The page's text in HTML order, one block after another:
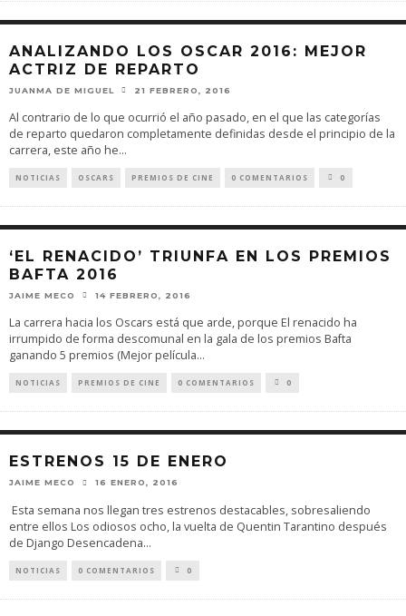
ANALIZANDO LOS OSCAR 2016: MEJOR
ACTRIZ DE REPARTO
JUANMA DE MIGUEL 21 FEBRERO, 2016
Al contrario de lo que ocurrió el año pasado, en el que las categorías
de reparto quedaron completamente definidas desde el principio de la
carrera, este año he...
NOTICIAS OSCARS PREMIOS DE CINE 0 COMENTARIOS 0
‘EL RENACIDO’ TRIUNFA EN LOS PREMIOS
BAFTA 2016
JAIME MECO 14 FEBRERO, 2016
La carrera hacia los Oscars está que arde, porque El renacido ha
irrumpido de forma descomunal en la gala de los premios Bafta
ganando 5 premios (Mejor película...
NOTICIAS PREMIOS DE CINE 0 COMENTARIOS 0
ESTRENOS 15 DE ENERO
JAIME MECO 16 ENERO, 2016
Esta semana nos llegan tres estrenos destacables, sobresaliendo
entre ellos Los odiosos ocho, la vuelta de Quentin Tarantino después
de Django Desencadena...
NOTICIAS 0 COMENTARIOS 0